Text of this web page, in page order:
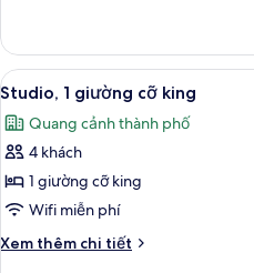
Phòng,
giường
king
Xem
tất
cả
ảnh
Studio,
1
giường
cỡ
10
Studio, 1 giường cỡ king
Quang cảnh thành phố
4 khách
1 giường cỡ king
Wifi miễn phí
Xem thêm chi tiết
Chi